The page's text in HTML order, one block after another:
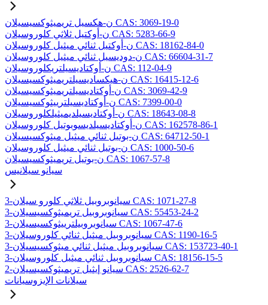
ن-هكسيل تريميثوكسيسيلان CAS: 3069-19-0
ن-أوكتيل ثلاثي كلوروسيلان CAS: 5283-66-9
ن-أوكتيل ثنائي ميثيل كلوروسيلان CAS: 18162-84-0
ن-دوديسيل ثنائي ميثيل كلوروسيلان CAS: 66604-31-7
ن-أوكتاديسيلتريكلوروسيلان CAS: 112-04-9
ن-هيكساديسيلتريميثوكسيسيلان CAS: 16415-12-6
ن-أوكتاديسيلتريميثوكسيسيلان CAS: 3069-42-9
ن-أوكتاديسيلترييثوكسيسيلان CAS: 7399-00-0
ن-أوكتاديسيلديميثيلكلوروسيلان CAS: 18643-08-8
ن-أوكتاديسيلديسوبوتيل كلوروسيلان CAS: 162578-86-1
ن-بوتيل ثنائي ميثيل ميثوكسيسيلان CAS: 64712-50-1
ن-بوتيل ثنائي ميثيل كلوروسيلان CAS: 1000-50-6
ن-بوتيل تريميثوكسيسيلان CAS: 1067-57-8
سيانو سيلانيس
3-سيانوبروبيل ثلاثي كلورو سيلان CAS: 1071-27-8
3-سيانوبروبيل تريميثوكسيسيلان CAS: 55453-24-2
3-سيانوبروبيلترييثوكسيسيلان CAS: 1067-47-6
3-سيانوبروبيل ميثيل ثنائي كلوروسيلان CAS: 1190-16-5
3-سيانوبروبيل ميثيل ثنائي ميثوكسيسيلان CAS: 153723-40-1
3-سيانوبروبيل ثنائي ميثيل كلوروسيلان CAS: 18156-15-5
2-سيانو إيثيل تريميثوكسيسيلان CAS: 2526-62-7
سيلانات الإيزوسيانات